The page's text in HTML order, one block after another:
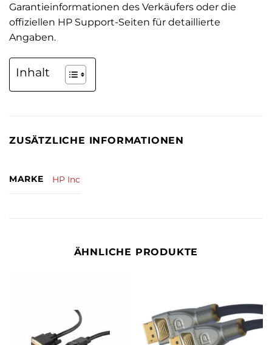
Garantieinformationen des Verkäufers oder die
offiziellen HP Support-Seiten für detaillierte
Angaben.
Inhalt
ZUSÄTZLICHE INFORMATIONEN
MARKE HP Inc
ÄHNLICHE PRODUKTE